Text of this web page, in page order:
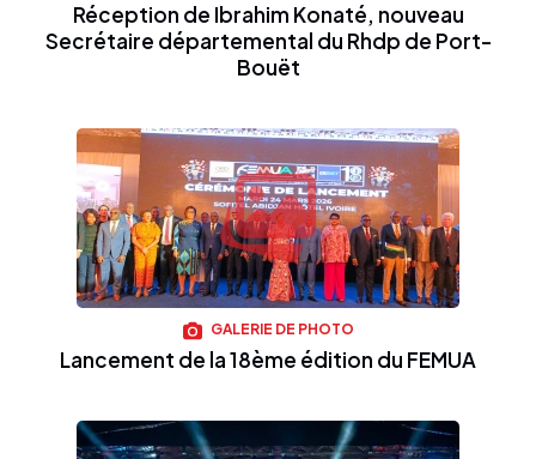
Réception de Ibrahim Konaté, nouveau
Secrétaire départemental du Rhdp de Port-
Bouët
GALERIE DE PHOTO
Lancement de la 18ème édition du FEMUA